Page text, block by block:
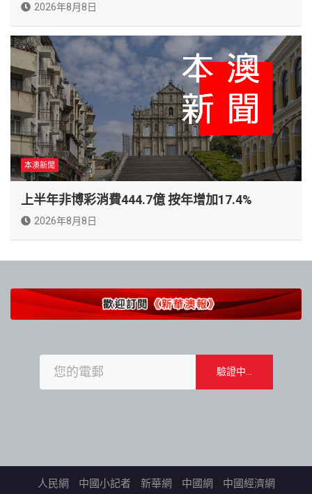
2026年8月8日
本澳新聞
上半年非博彩消費444.7億 按年增加17.4%
2026年8月8日
人民網 中國小記者 新華網 中國網 中國經濟網